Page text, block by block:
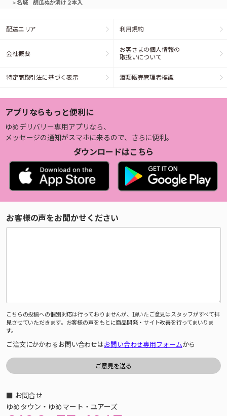
>名城 胡瓜ぬか漬け２本入
配送エリア 利用規約
会社概要
お客さまの個人情報の
取扱いについて
特定商取引法に基づく表示 酒類販売管理者標識
アプリならもっと便利に
ゆめデリバリー専用アプリなら、
メッセージの通知がスマホに来るので、さらに便利。
ダウンロードはこちら
お客様の声をお聞かせください
こちらの投稿への個別対応は行っておりませんが、頂いたご意見はスタッフがすべて拝
見させていただきます。お客様の声をもとに商品開発・サイト改善を行ってまいりま
す。
ご注文にかかわるお問い合わせはお問い合わせ専用フォームから
■ お問合せ
ゆめタウン・ゆめマート・ユアーズ